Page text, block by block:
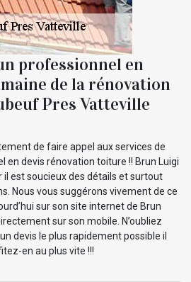
professionnel en
de la rénovation
Pres Vatteville
de faire appel aux services de
en devis rénovation toiture !! Brun Luigi
il est soucieux des détails et surtout
Nous vous suggérons vivement de ce
sur son site internet de Brun
sur son mobile. N’oubliez
devis le plus rapidement possible il
en au plus vite !!!